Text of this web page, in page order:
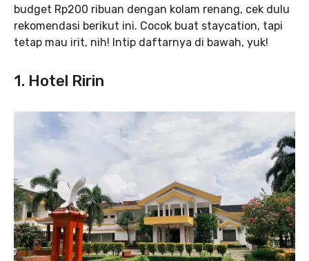
budget Rp200 ribuan dengan kolam renang, cek dulu
rekomendasi berikut ini. Cocok buat staycation, tapi
tetap mau irit, nih! Intip daftarnya di bawah, yuk!
1. Hotel Ririn